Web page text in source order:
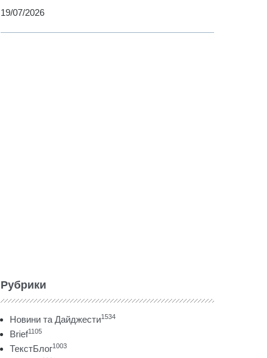
19/07/2026
Рубрики
Новини та Дайджести1534
Brief1105
ТекстБлог1003